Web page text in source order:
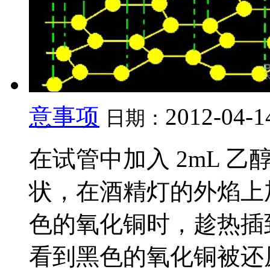
意事项 日期： 2012-04-
在试管中加入 2mL 乙
状，在酒精灯的外焰
色的氧化铜时，趁热
看到黑色的氧化铜被